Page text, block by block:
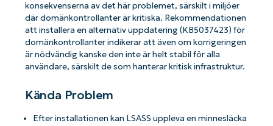
konsekvenserna av det här problemet, särskilt i miljöer
där domänkontrollanter är kritiska. Rekommendationen
att installera en alternativ uppdatering (KB5037423) för
domänkontrollanter indikerar att även om korrigeringen
är nödvändig kanske den inte är helt stabil för alla
användare, särskilt de som hanterar kritisk infrastruktur.
Kända Problem
Efter installationen kan LSASS uppleva en minnesläcka